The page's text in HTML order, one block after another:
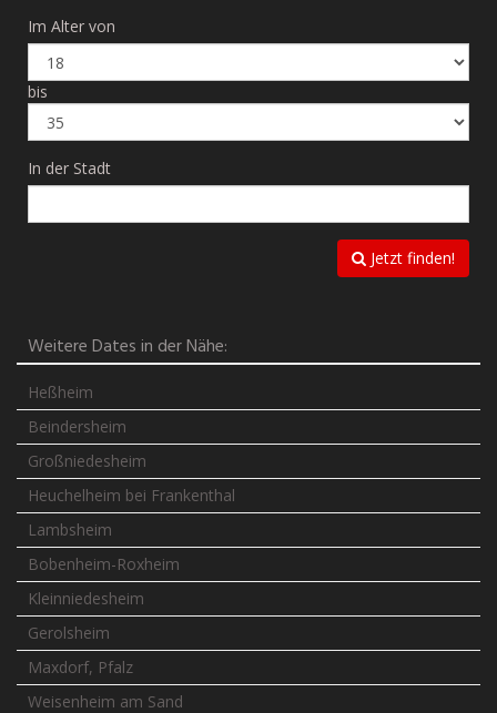
Im Alter von
bis
In der Stadt
Jetzt finden!
Weitere Dates in der Nähe:
Heßheim
Beindersheim
Großniedesheim
Heuchelheim bei Frankenthal
Lambsheim
Bobenheim-Roxheim
Kleinniedesheim
Gerolsheim
Maxdorf, Pfalz
Weisenheim am Sand